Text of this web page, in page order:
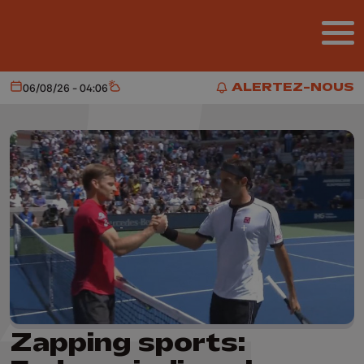
ALERTEZ-NOUS
ALERTEZ-NOUS
Aujourd'hui
06/08/26 - 04:06 Météo
Zapping sports: